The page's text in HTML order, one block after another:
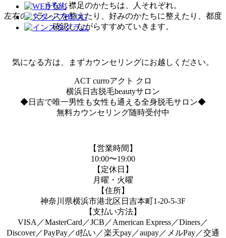
うなじ襟足のかたちは、人それぞれ。
左右のバランスを整えたり、好みのかたちに整えたり、都度
確認しながらすすめていきます。
気になる方は、まずカウンセリングにお越しください。
ACT curroアクト クロ
横浜日吉脱毛beautyサロン
◆日吉で唯一男性も女性も通える全身脱毛サロン◆
無料カウンセリング随時受付中
【営業時間】
10:00〜19:00
【定休日】
月曜・火曜
【住所】
神奈川県横浜市港北区日吉本町1-20-5-3F
【支払い方法】
VISA／MasterCard／JCB／American Express／Diners／
Discover／PayPay／d払い／楽天pay／aupay／メルPay／交通